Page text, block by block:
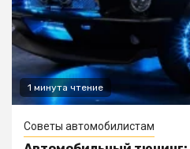
1 минута чтение
Советы автомобилистам